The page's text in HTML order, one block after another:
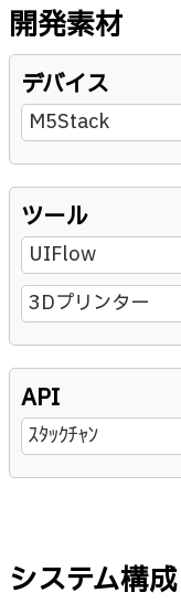
開発素材
デバイス
M5Stack
ツール
UIFlow
3Dプリンター
API
ｽﾀｯｸﾁｬﾝ
システム構成